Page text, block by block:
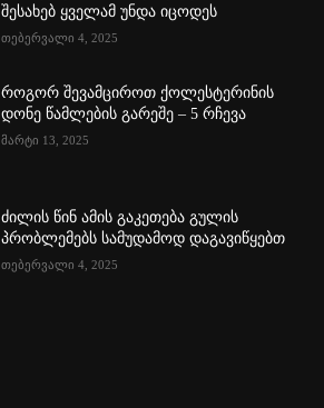
შესახებ ყველამ უნდა იცოდეს
თებერვალი 4, 2025
როგორ შევამციროთ ქოლესტერინის
დონე წამლების გარეშე – 5 რჩევა
მარტი 13, 2025
ძილის წინ ამის გაკეთება გულის
პრობლემებს სამუდამოდ დაგავიწყებთ
თებერვალი 4, 2025